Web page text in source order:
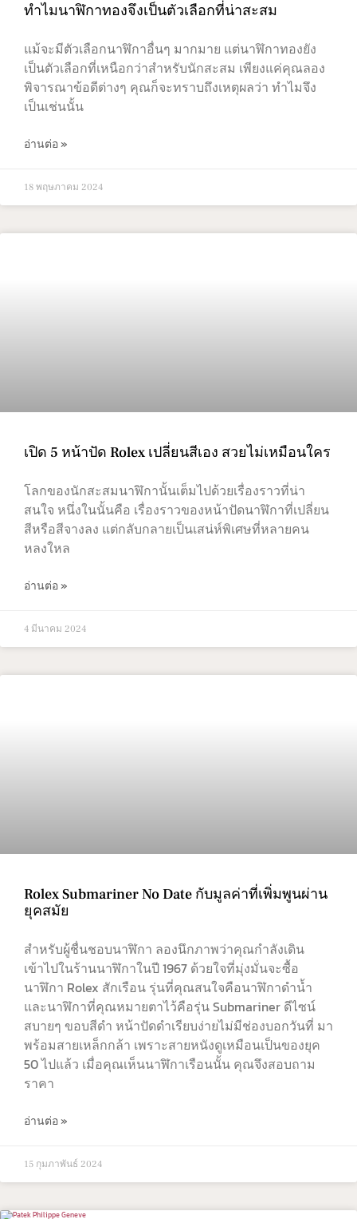
ทำไมนาฬิกาทองจึงเป็นตัวเลือกที่น่าสะสม
แม้จะมีตัวเลือกนาฬิกาอื่นๆ มากมาย แต่นาฬิกาทองยัง
เป็นตัวเลือกที่เหนือกว่าสำหรับนักสะสม เพียงแค่คุณลอง
พิจารณาข้อดีต่างๆ คุณก็จะทราบถึงเหตุผลว่า ทำไมจึง
เป็นเช่นนั้น
อ่านต่อ »
18 พฤษภาคม 2024
เปิด 5 หน้าปัด Rolex เปลี่ยนสีเอง สวยไม่เหมือนใคร
โลกของนักสะสมนาฬิกานั้นเต็มไปด้วยเรื่องราวที่น่า
สนใจ หนึ่งในนั้นคือ เรื่องราวของหน้าปัดนาฬิกาที่เปลี่ยน
สีหรือสีจางลง แต่กลับกลายเป็นเสน่ห์พิเศษที่หลายคน
หลงใหล
อ่านต่อ »
4 มีนาคม 2024
Rolex Submariner No Date กับมูลค่าที่เพิ่มพูนผ่าน
ยุคสมัย
สำหรับผู้ชื่นชอบนาฬิกา ลองนึกภาพว่าคุณกำลังเดิน
เข้าไปในร้านนาฬิกาในปี 1967 ด้วยใจที่มุ่งมั่นจะซื้อ
นาฬิกา Rolex สักเรือน รุ่นที่คุณสนใจคือนาฬิกาดำน้ำ
และนาฬิกาที่คุณหมายตาไว้คือรุ่น Submariner ดีไซน์
สบายๆ ขอบสีดำ หน้าปัดดำเรียบง่ายไม่มีช่องบอกวันที่ มา
พร้อมสายเหล็กกล้า เพราะสายหนังดูเหมือนเป็นของยุค
50 ไปแล้ว เมื่อคุณเห็นนาฬิกาเรือนนั้น คุณจึงสอบถาม
ราคา
อ่านต่อ »
15 กุมภาพันธ์ 2024